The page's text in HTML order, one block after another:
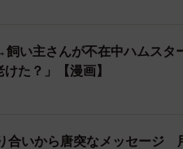
い主さんが不在中ハムス
た？」【漫画】
合いから唐突なメッセージ